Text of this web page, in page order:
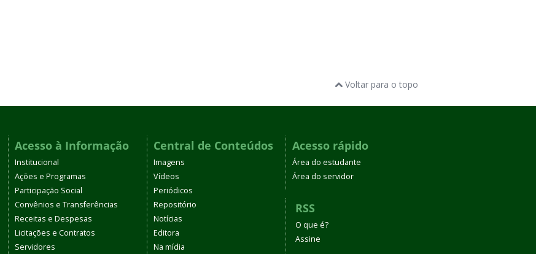
Voltar para o topo
Acesso à Informação
Institucional
Ações e Programas
Participação Social
Convênios e Transferências
Receitas e Despesas
Licitações e Contratos
Servidores
Central de Conteúdos
Imagens
Vídeos
Periódicos
Repositório
Notícias
Editora
Na mídia
Acesso rápido
Área do estudante
Área do servidor
RSS
O que é?
Assine